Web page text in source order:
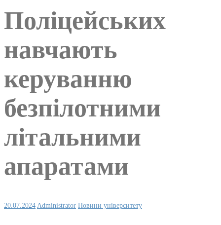
Поліцейських
навчають
керуванню
безпілотними
літальними
апаратами
20.07.2024 Administrator Новини університету